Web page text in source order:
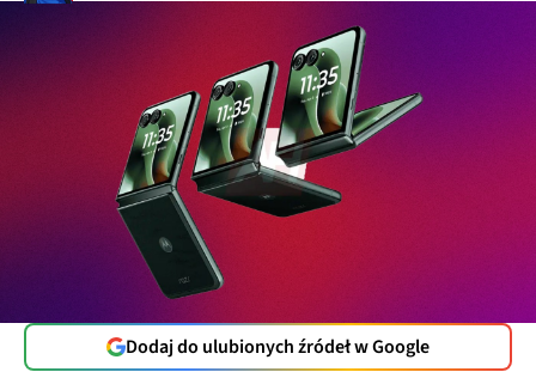
Dodaj do ulubionych źródeł w Google